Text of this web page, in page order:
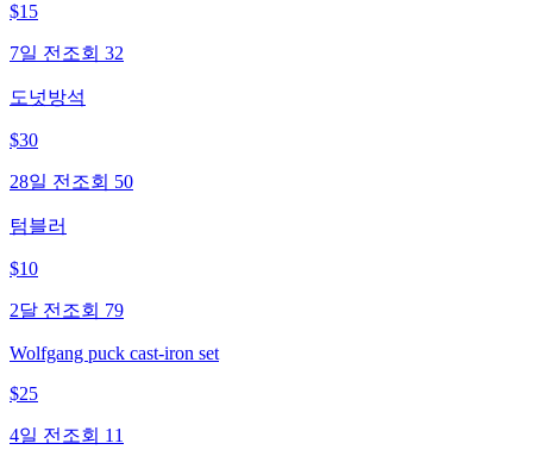
$15
7일 전 조회 32
도넛방석
$30
28일 전 조회 50
텀블러
$10
2달 전 조회 79
Wolfgang puck cast-iron set
$25
4일 전 조회 11